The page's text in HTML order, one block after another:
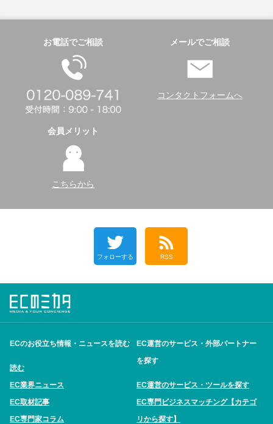
お電話でご相談 メールでご相談
コンタクトフォームへ
会員メリット
こちらから
フォローする RSS
ECのお役立ち情報・ニュースを読む
読む
EC業界ニュース
EC取材記事
EC専門家コラム
EC運営のサービス・外部パートナー
を探す
EC運営のサービス・ツールを探す
EC専門ビジネスマッチング【カテゴ
リから探す】